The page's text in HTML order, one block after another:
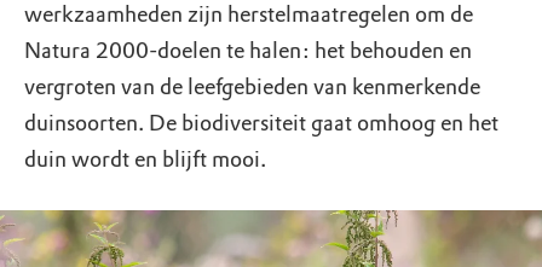
werkzaamheden zijn herstelmaatregelen om de
Natura 2000-doelen te halen: het behouden en
vergroten van de leefgebieden van kenmerkende
duinsoorten. De biodiversiteit gaat omhoog en het
duin wordt en blijft mooi.